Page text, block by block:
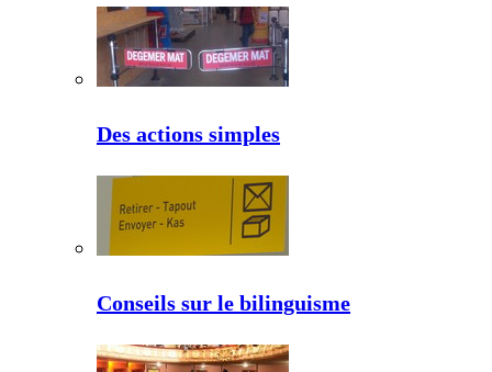
Des actions simples
Conseils sur le bilinguisme